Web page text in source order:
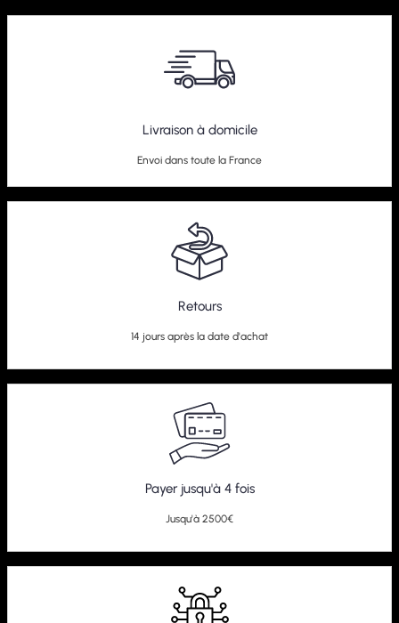
Livraison à domicile
Envoi dans toute la France
Retours
14 jours après la date d'achat
Payer jusqu'à 4 fois
Jusqu'à 2500€